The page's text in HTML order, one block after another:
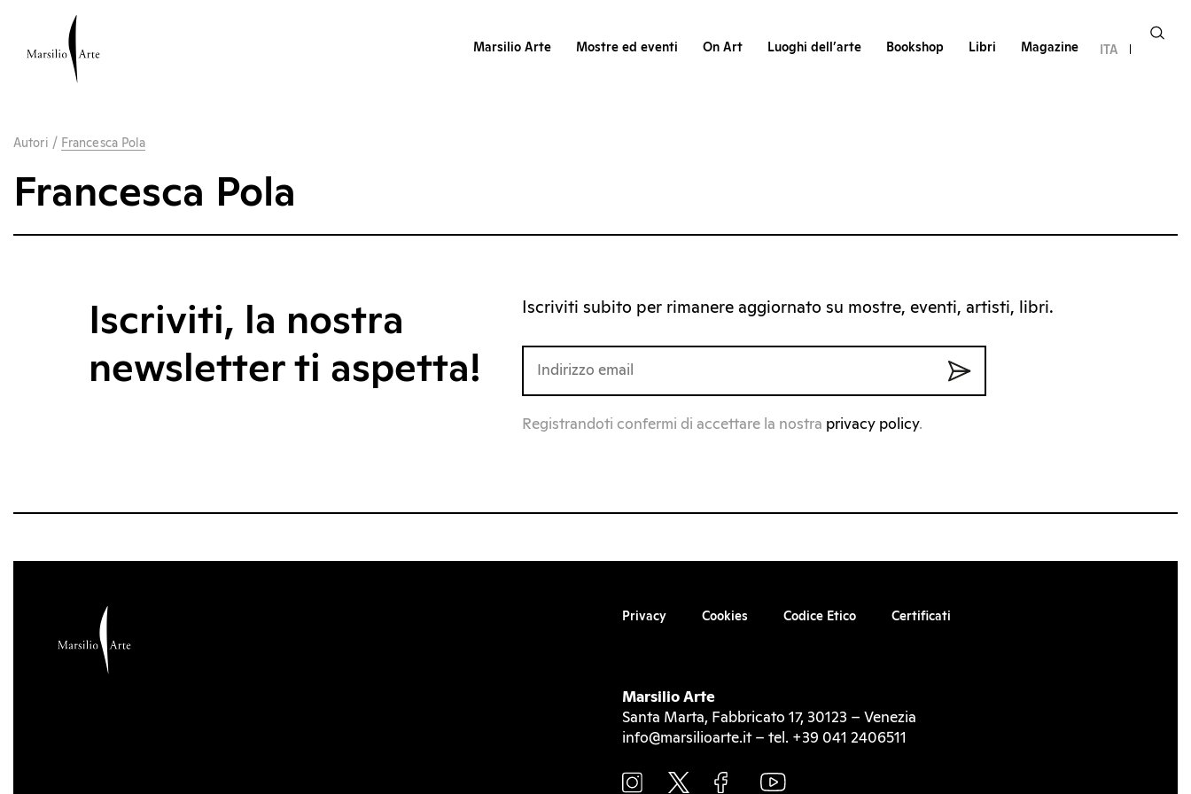
Marsilio Arte Mostre ed eventi On Art Luoghi dell’arte Bookshop Libri Magazine ITA
Autori / Francesca Pola
Francesca Pola
Iscriviti, la nostra
newsletter ti aspetta!
Iscriviti subito per rimanere aggiornato su mostre, eventi, artisti, libri.
Registrandoti confermi di accettare la nostra privacy policy.
Privacy Cookies Codice Etico Certificati
Marsilio Arte
Santa Marta, Fabbricato 17, 30123 – Venezia
info@marsilioarte.it – tel. +39 041 2406511